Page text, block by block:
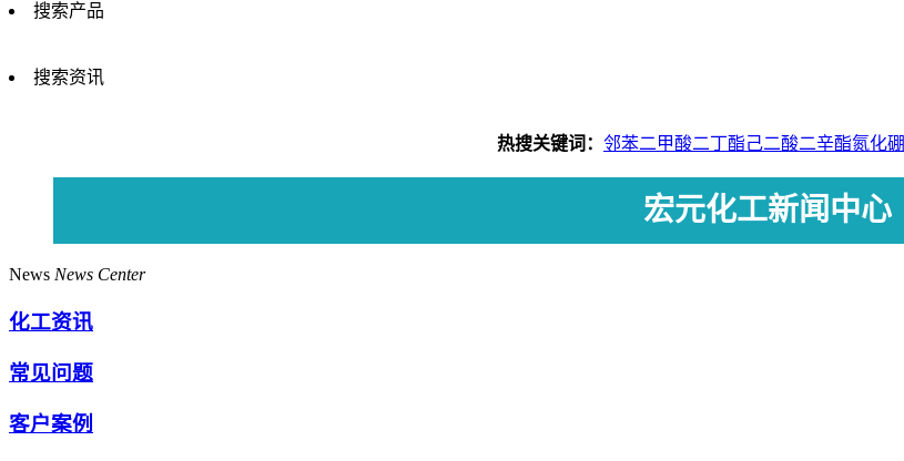
搜索产品
搜索资讯
热搜关键词： 邻苯二甲酸二丁酯己二酸二辛酯氮化硼
宏元化工新闻中心
News News Center
化工资讯
常见问题
客户案例